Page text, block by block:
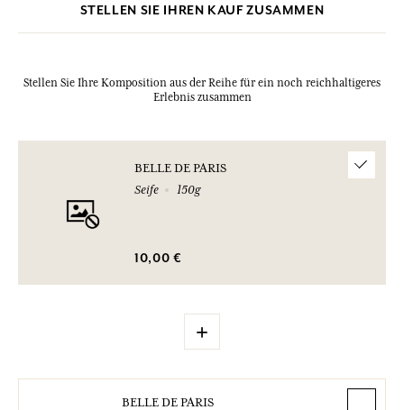
STELLEN SIE IHREN KAUF ZUSAMMEN
Stellen Sie Ihre Komposition aus der Reihe für ein noch reichhaltigeres
Erlebnis zusammen
BELLE DE PARIS
Seife
150g
10,00 €
+
BELLE DE PARIS